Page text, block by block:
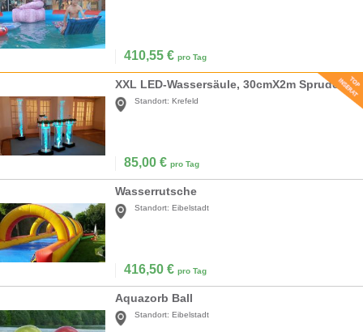
410,55 € pro Tag
XXL LED-Wassersäule, 30cmX2m Sprudelsäule, Wassersäulen, Blubbersäulen
Standort: Krefeld
85,00 € pro Tag
Wasserrutsche
Standort: Eibelstadt
416,50 € pro Tag
Aquazorb Ball
Standort: Eibelstadt